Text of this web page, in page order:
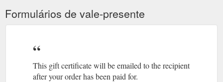
Formulários de vale-presente
This gift certificate will be emailed to the recipient
after your order has been paid for.